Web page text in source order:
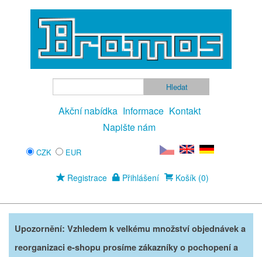
Akční nabídka Informace Kontakt
Napište nám
CZK EUR
Registrace Přihlášení Košík (0)
Upozornění: Vzhledem k velkému množství objednávek a
reorganizaci e-shopu prosíme zákazníky o pochopení a